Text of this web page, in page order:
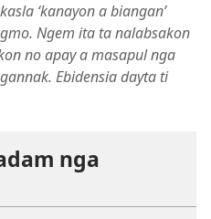
‘kanayon a biangan’
Ngem ita ta nalabsakon
no apay a masapul nga
Ebidensia dayta ti
nga